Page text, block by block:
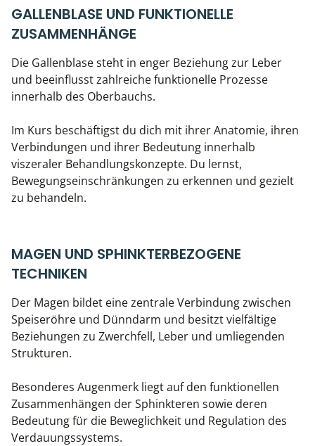
GALLENBLASE UND FUNKTIONELLE
ZUSAMMENHÄNGE
Die Gallenblase steht in enger Beziehung zur Leber
und beeinflusst zahlreiche funktionelle Prozesse
innerhalb des Oberbauchs.
Im Kurs beschäftigst du dich mit ihrer Anatomie, ihren
Verbindungen und ihrer Bedeutung innerhalb
viszeraler Behandlungskonzepte. Du lernst,
Bewegungseinschränkungen zu erkennen und gezielt
zu behandeln.
MAGEN UND SPHINKTERBEZOGENE
TECHNIKEN
Der Magen bildet eine zentrale Verbindung zwischen
Speiseröhre und Dünndarm und besitzt vielfältige
Beziehungen zu Zwerchfell, Leber und umliegenden
Strukturen.
Besonderes Augenmerk liegt auf den funktionellen
Zusammenhängen der Sphinkteren sowie deren
Bedeutung für die Beweglichkeit und Regulation des
Verdauungssystems.